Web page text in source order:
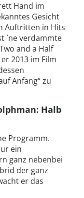
Hand im
Gesicht
Auftritten in Hits
`ne verdammte
and a Half
2013 im Film
Anfang“ zu
Halb
Programm.
ein
ganz nebenbei
der ganz
er das